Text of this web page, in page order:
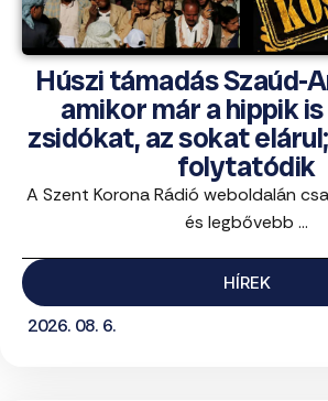
Húszi támadás Szaúd-
amikor már a hippik
zsidókat, az sokat
folytatódik
A Szent Korona Rádió weboldalán
és legbővebb ...
HÍREK
2026. 08. 6.